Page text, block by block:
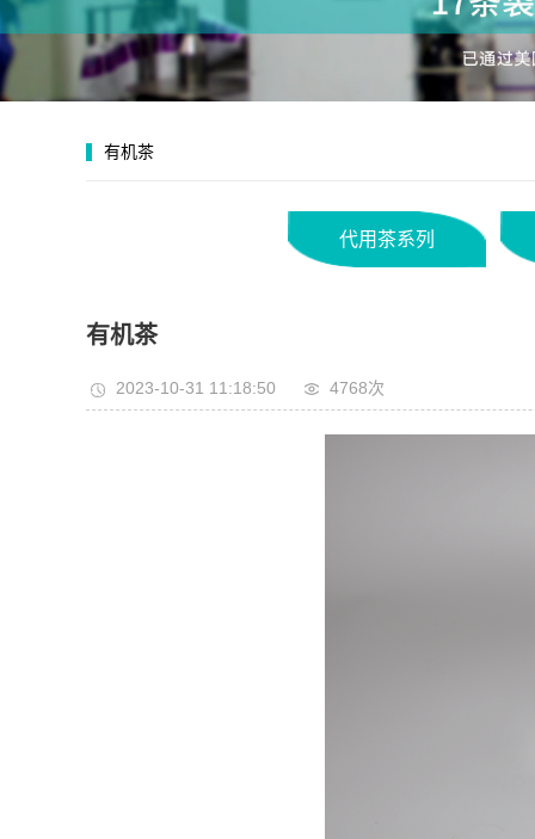
有机茶
代用茶系列
有机茶
2023-10-31 11:18:50 4768次